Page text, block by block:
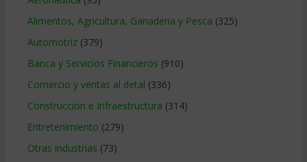
Alimentos, Agricultura, Ganaderia y Pesca (325)
Automotriz(379)
Banca y Servicios Financieros (910)
Comercio y ventas al detal (336)
Construccion e Infraestructura (314)
Entretenimiento (279)
Otras industrias (73)